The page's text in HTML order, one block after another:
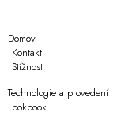
Domov
Kontakt
Stížnost
Technologie a provedení
Lookbook